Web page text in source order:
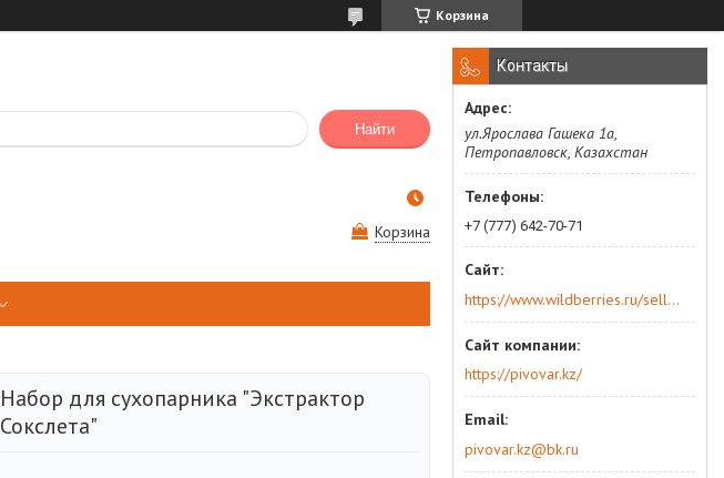
Корзина
Найти
Корзина
Набор для сухопарника "Экстрактор
Сокслета"
Контакты
ул.Ярослава Гашека 1а,
Петропавловск, Казахстан
+7 (777) 642-70-71
https://www.wildberries.ru/seller/250044277
https://pivovar.kz/
pivovar.kz@bk.ru